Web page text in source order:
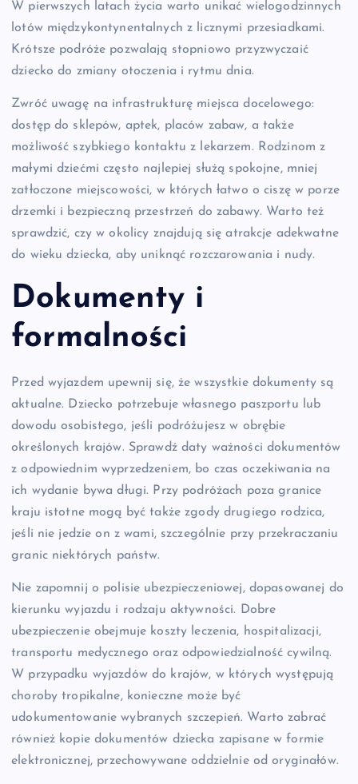
W pierwszych latach życia warto unikać wielogodzinnych
lotów międzykontynentalnych z licznymi przesiadkami.
Krótsze podróże pozwalają stopniowo przyzwyczaić
dziecko do zmiany otoczenia i rytmu dnia.
Zwróć uwagę na infrastrukturę miejsca docelowego:
dostęp do sklepów, aptek, placów zabaw, a także
możliwość szybkiego kontaktu z lekarzem. Rodzinom z
małymi dziećmi często najlepiej służą spokojne, mniej
zatłoczone miejscowości, w których łatwo o ciszę w porze
drzemki i bezpieczną przestrzeń do zabawy. Warto też
sprawdzić, czy w okolicy znajdują się atrakcje adekwatne
do wieku dziecka, aby uniknąć rozczarowania i nudy.
Dokumenty i
formalności
Przed wyjazdem upewnij się, że wszystkie dokumenty są
aktualne. Dziecko potrzebuje własnego paszportu lub
dowodu osobistego, jeśli podróżujesz w obrębie
określonych krajów. Sprawdź daty ważności dokumentów
z odpowiednim wyprzedzeniem, bo czas oczekiwania na
ich wydanie bywa długi. Przy podróżach poza granice
kraju istotne mogą być także zgody drugiego rodzica,
jeśli nie jedzie on z wami, szczególnie przy przekraczaniu
granic niektórych państw.
Nie zapomnij o polisie ubezpieczeniowej, dopasowanej do
kierunku wyjazdu i rodzaju aktywności. Dobre
ubezpieczenie obejmuje koszty leczenia, hospitalizacji,
transportu medycznego oraz odpowiedzialność cywilną.
W przypadku wyjazdów do krajów, w których występują
choroby tropikalne, konieczne może być
udokumentowanie wybranych szczepień. Warto zabrać
również kopie dokumentów dziecka zapisane w formie
elektronicznej, przechowywane oddzielnie od oryginałów.